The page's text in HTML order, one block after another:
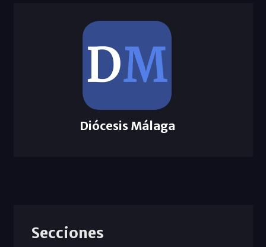
Diócesis Málaga
Secciones